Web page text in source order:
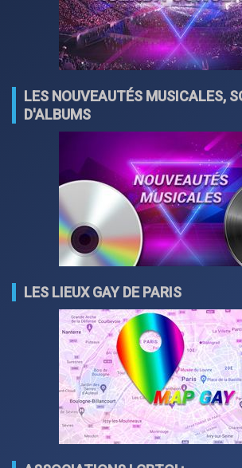
LES NOUVEAUTÉS MUSICALES,
D'ALBUMS
LES LIEUX GAY DE PARIS